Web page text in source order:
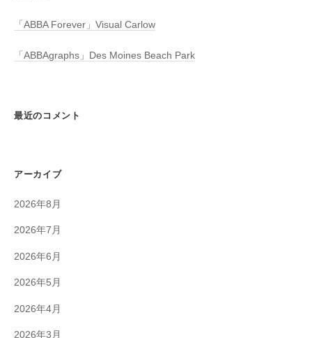
「ABBA Forever」Visual Carlow
「ABBAgraphs」Des Moines Beach Park
最近のコメント
アーカイブ
2026年8月
2026年7月
2026年6月
2026年5月
2026年4月
2026年3月